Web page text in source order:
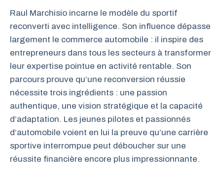
Raul Marchisio incarne le modèle du sportif
reconverti avec intelligence. Son influence dépasse
largement le commerce automobile : il inspire des
entrepreneurs dans tous les secteurs à transformer
leur expertise pointue en activité rentable. Son
parcours prouve qu’une reconversion réussie
nécessite trois ingrédients : une passion
authentique, une vision stratégique et la capacité
d’adaptation. Les jeunes pilotes et passionnés
d’automobile voient en lui la preuve qu’une carrière
sportive interrompue peut déboucher sur une
réussite financière encore plus impressionnante.